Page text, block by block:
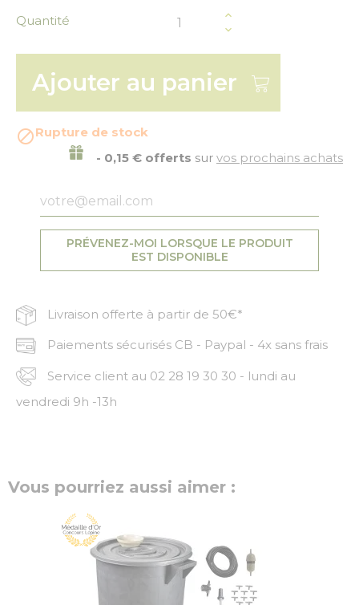
Quantité
Ajouter au panier
Rupture de stock
- 0,15 € offerts sur vos prochains achats
PRÉVENEZ-MOI LORSQUE LE PRODUIT
EST DISPONIBLE
Livraison offerte à partir de 50€*
Paiements sécurisés CB - Paypal - 4x sans frais
Service client au 02 28 19 30 30 - lundi au
vendredi 9h -13h
Vous pourriez aussi aimer :